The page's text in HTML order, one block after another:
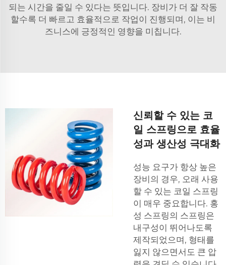
되는 시간을 줄일 수 있다는 뜻입니다. 장비가 더 잘 작동
할수록 더 빠르고 효율적으로 작업이 진행되며, 이는 비
즈니스에 긍정적인 영향을 미칩니다.
신뢰할 수 있는 코
일 스프링으로 효율
성과 생산성 극대화
성능 요구가 항상 높은
장비의 경우, 오래 사용
할 수 있는 코일 스프링
이 매우 중요합니다. 홍
성 스프링의 스프링은
내구성이 뛰어나도록
제작되었으며, 형태를
잃지 않으면서도 큰 압